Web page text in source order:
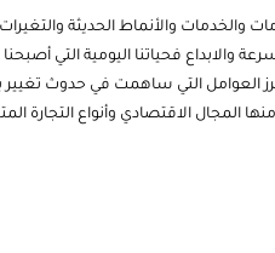
والخدمات والأنماط الحديثة
والابداع فحياتنا اليومية التي
العوامل التي ساهمت في حدوث تغيير
الاقتصادي وأنواع التجارة